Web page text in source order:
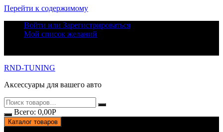
Перейти к содержимому
Войти или Зарегистрироваться
Мой список желаний
RND-TUNING
Аксессуары для вашего авто
Всего: 0,00Р
Каталог товаров